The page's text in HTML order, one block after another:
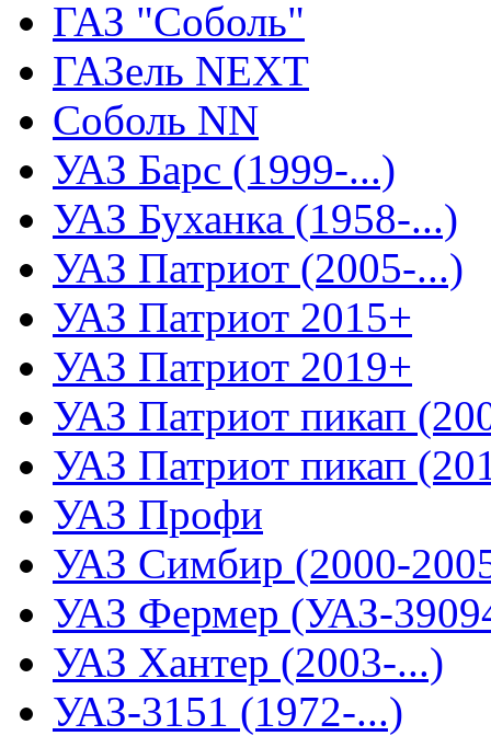
ГАЗ "Соболь"
ГАЗель NEXT
Соболь NN
УАЗ Барс (1999-...)
УАЗ Буханка (1958-...)
УАЗ Патриот (2005-...)
УАЗ Патриот 2015+
УАЗ Патриот 2019+
УАЗ Патриот пикап
УАЗ Патриот пикап
УАЗ Профи
УАЗ Симбир (2000-
УАЗ Фермер (УАЗ-
УАЗ Хантер (2003-...)
УАЗ-3151 (1972-...)